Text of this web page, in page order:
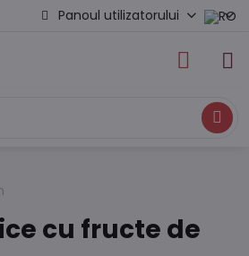
Panoul utilizatorului
Caută
cu fructe de